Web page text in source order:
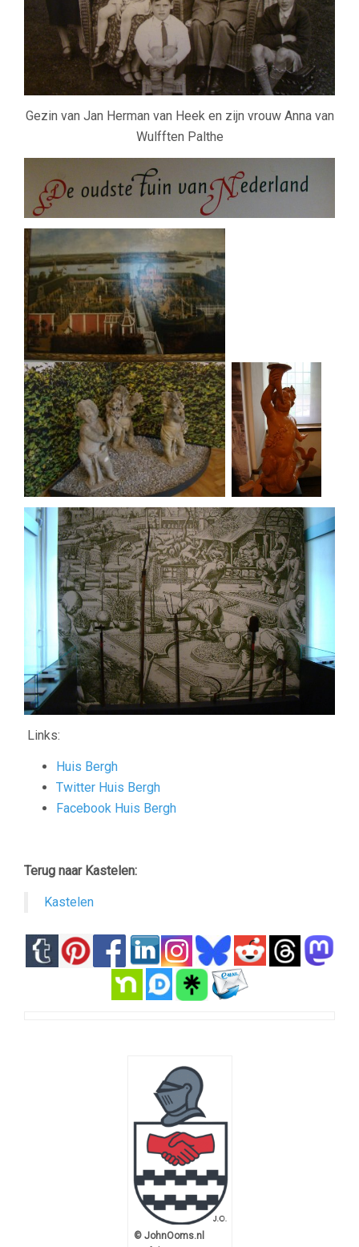
Gezin van Jan Herman van Heek en zijn vrouw Anna van
Wulfften Palthe
Links:
Huis Bergh
Twitter Huis Bergh
Facebook Huis Bergh
Terug naar Kastelen:
Kastelen
© JohnOoms.nl